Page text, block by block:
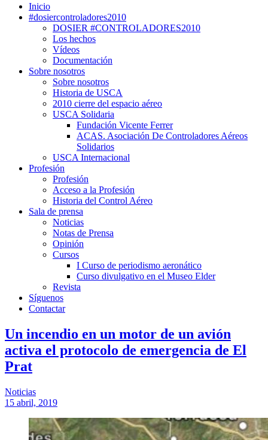
Inicio
#dosiercontroladores2010
DOSIER #CONTROLADORES2010
Los hechos
Vídeos
Documentación
Sobre nosotros
Sobre nosotros
Historia de USCA
2010 cierre del espacio aéreo
USCA Solidaria
Fundación Vicente Ferrer
ACAS. Asociación De Controladores Aéreos
Solidarios
USCA Internacional
Profesión
Profesión
Acceso a la Profesión
Historia del Control Aéreo
Sala de prensa
Noticias
Notas de Prensa
Opinión
Cursos
I Curso de periodismo aeronático
Curso divulgativo en el Museo Elder
Revista
Síguenos
Contactar
Un incendio en un motor de un avión
activa el protocolo de emergencia de El
Prat
Noticias
15 abril, 2019